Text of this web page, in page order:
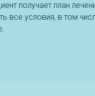
получает план
все условия, в том